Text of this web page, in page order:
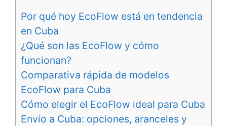
Por qué hoy EcoFlow está en tendencia
en Cuba
¿Qué son las EcoFlow y cómo
funcionan?
Comparativa rápida de modelos
EcoFlow para Cuba
Cómo elegir el EcoFlow ideal para Cuba
Envío a Cuba: opciones, aranceles y